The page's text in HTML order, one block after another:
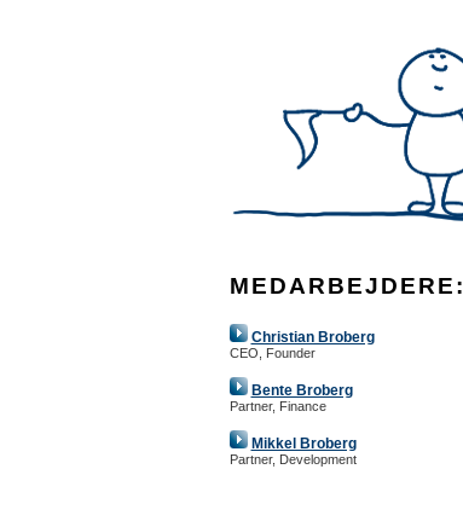
MEDARBEJDERE:
Christian Broberg
CEO, Founder
Bente Broberg
Partner, Finance
Mikkel Broberg
Partner, Development